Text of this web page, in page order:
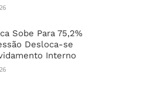
Sobe Para 75,2%
Desloca-se
Interno